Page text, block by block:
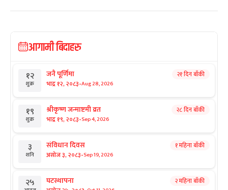
आगामी बिदाहरु
१२
शुक्र
जनै पूर्णिमा
भाद्र १२, २०८३-Aug 28, 2026
२१ दिन बाँकी
१९
शुक्र
श्रीकृष्ण जन्माष्टमी व्रत
भाद्र १९, २०८३-Sep 4, 2026
२८ दिन बाँकी
३
शनि
संविधान दिवस
असोज ३, २०८३-Sep 19, 2026
१ महिना बाँकी
२५ घटस्थापना २ महिना बाँकी